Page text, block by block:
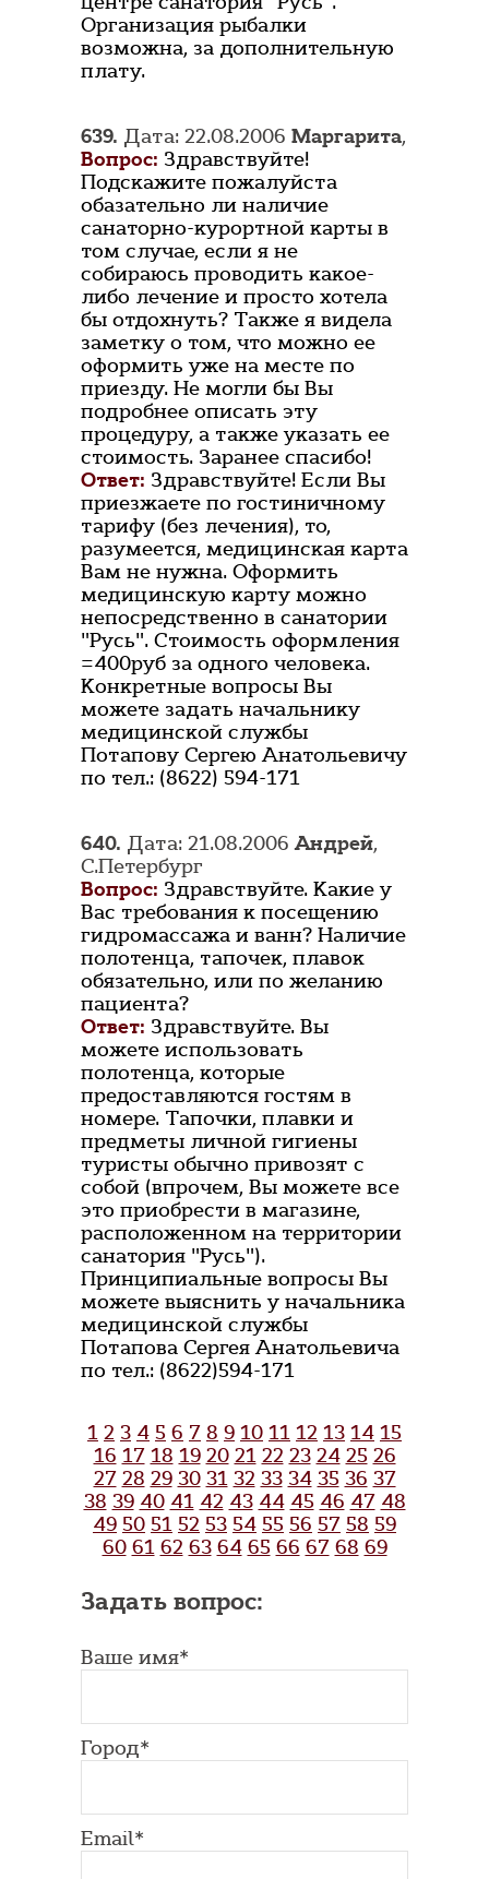
Организация рыбалки
возможна, за дополнительную
плату.
639. Дата: 22.08.2006 Маргарита,
Вопрос: Здравствуйте!
Подскажите пожалуйста
обазательно ли наличие
санаторно-курортной карты в
том случае, если я не
собираюсь проводить какое-
либо лечение и просто хотела
бы отдохнуть? Также я видела
заметку о том, что можно ее
оформить уже на месте по
приезду. Не могли бы Вы
подробнее описать эту
процедуру, а также указать ее
стоимость. Заранее спасибо!
Ответ: Здравствуйте! Если Вы
приезжаете по гостиничному
тарифу (без лечения), то,
разумеется, медицинская карта
Вам не нужна. Оформить
медицинскую карту можно
непосредственно в санатории
"Русь". Стоимость оформления
=400руб за одного человека.
Конкретные вопросы Вы
можете задать начальнику
медицинской службы
Потапову Сергею Анатольевичу
по тел.: (8622) 594-171
640. Дата: 21.08.2006Андрей,
С.Петербург
Вопрос: Здравствуйте. Какие у
Вас требования к посещению
гидромассажа и ванн? Наличие
полотенца, тапочек, плавок
обязательно, или по желанию
пациента?
Ответ: Здравствуйте. Вы
можете использовать
полотенца, которые
предоставляются гостям в
номере. Тапочки, плавки и
предметы личной гигиены
туристы обычно привозят с
собой (впрочем, Вы можете все
это приобрести в магазине,
расположенном на территории
санатория "Русь").
Принципиальные вопросы Вы
можете выяснить у начальника
медицинской службы
Потапова Сергея Анатольевича
по тел.: (8622)594-171
1 2 3 4 5 6 7 8 9 10 11 12 13 14 15
16 17 18 19 20 21 22 23 24 25 26
27 28 29 30 31 32 33 34 35 36 37
38 39 40 41 42 43 44 45 46 47 48
49 50 51 52 53 54 55 56 57 58 59
60 61 62 63 64 65 66 67 68 69
Задать вопрос:
Ваше имя*
Город*
Email*